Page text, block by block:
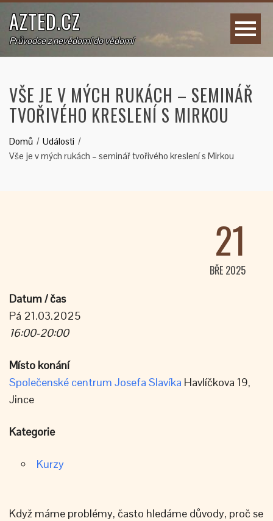
AZTED.CZ
Průvodce z nevědomí do vědomí
VŠE JE V MÝCH RUKÁCH – SEMINÁŘ
TVOŘIVÉHO KRESLENÍ S MIRKOU
Domů
Události
Vše je v mých rukách – seminář tvořivého kreslení s Mirkou
21
BŘE 2025
Datum / čas
Pá 21.03.2025
16:00-20:00
Místo konání
Společenské centrum Josefa Slavíka Havlíčkova 19,
Jince
Kategorie
Kurzy
Když máme problémy, často hledáme důvody, proč se